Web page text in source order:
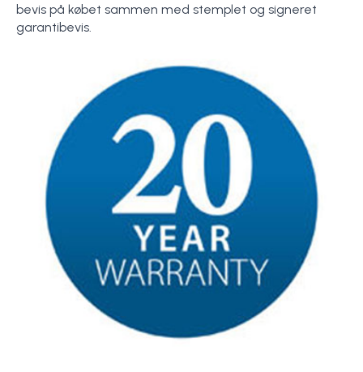
bevis på købet sammen med stemplet og signeret
garantibevis.